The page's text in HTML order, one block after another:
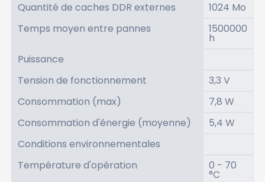
Quantité de caches DDR externes
1024 Mo
Temps moyen entre pannes
1500000
h
Puissance
Tension de fonctionnement
3,3 V
Consommation (max)
7,8 W
Consommation d'énergie (moyenne)
5,4 W
Conditions environnementales
Température d'opération
0 - 70
°C